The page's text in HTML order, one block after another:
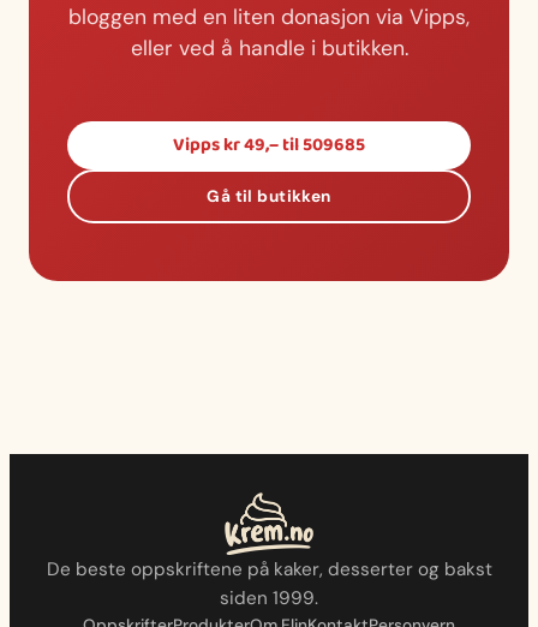
bloggen med en liten donasjon via Vipps,
eller ved å handle i butikken.
Vipps kr 49,– til 509685
Gå til butikken
De beste oppskriftene på kaker, desserter og bakst
siden 1999.